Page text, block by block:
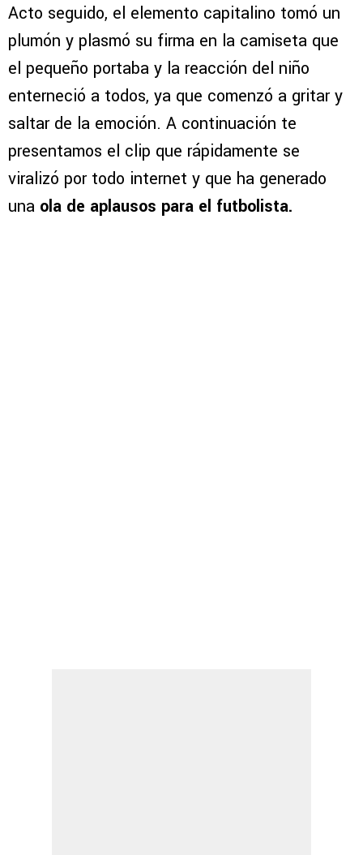
Acto seguido, el elemento capitalino tomó un
plumón y plasmó su firma en la camiseta que
el pequeño portaba y la reacción del niño
enterneció a todos, ya que comenzó a gritar y
saltar de la emoción. A continuación te
presentamos el clip que rápidamente se
viralizó por todo internet y que ha generado
una ola de aplausos para el futbolista.